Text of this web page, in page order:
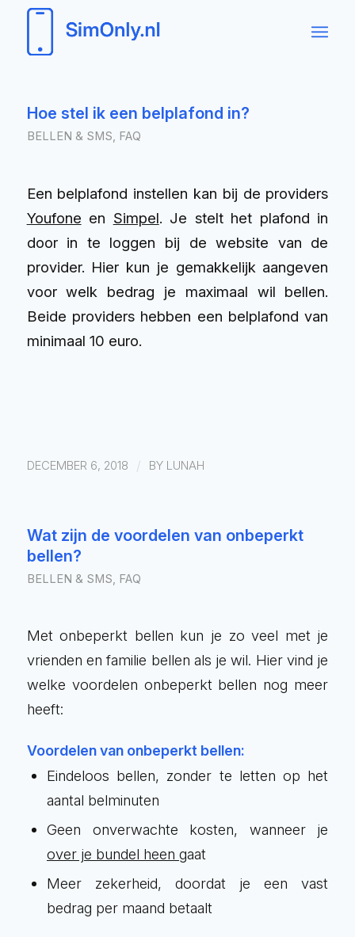
Hoe stel ik een belplafond in?
BELLEN & SMS, FAQ
Een belplafond instellen kan bij de providers
Youfone en Simpel. Je stelt het plafond in
door in te loggen bij de website van de
provider. Hier kun je gemakkelijk aangeven
voor welk bedrag je maximaal wil bellen.
Beide providers hebben een belplafond van
minimaal 10 euro.
DECEMBER 6, 2018 / BY LUNAH
Wat zijn de voordelen van onbeperkt
bellen?
BELLEN & SMS FAQ
Met onbeperkt bellen kun je zo veel met je
vrienden en familie bellen als je wil. Hier vind je
welke voordelen onbeperkt bellen nog meer
heeft:
Voordelen van onbeperkt bellen:
Eindeloos bellen, zonder te letten op het
aantal belminuten
Geen onverwachte kosten, wanneer je
over je bundel heen gaat
Meer zekerheid, doordat je een vast
bedrag per maand betaalt